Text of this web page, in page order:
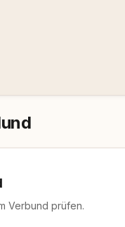
Verbund prüfen.